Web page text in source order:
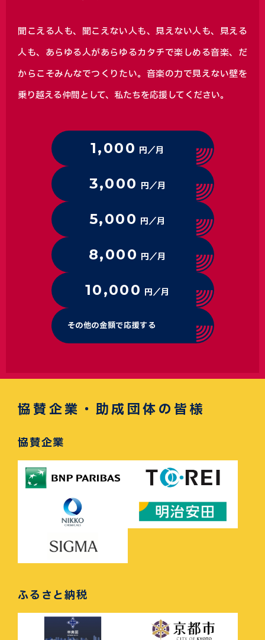
聞こえる人も、聞こえない人も、見えない人も、見える
人も、あらゆる人があらゆるカタチで楽しめる音楽、 だ
からこそみんなでつくりたい。音楽の力で見えない壁を
乗り越える仲間として、私たちを応援してください。
1,000 円／月
3,000 円／月
5,000 円／月
8,000 円／月
10,000 円／月
その他の金額で応援する
協賛企業・助成団体の皆様
協賛企業
ふるさと納税